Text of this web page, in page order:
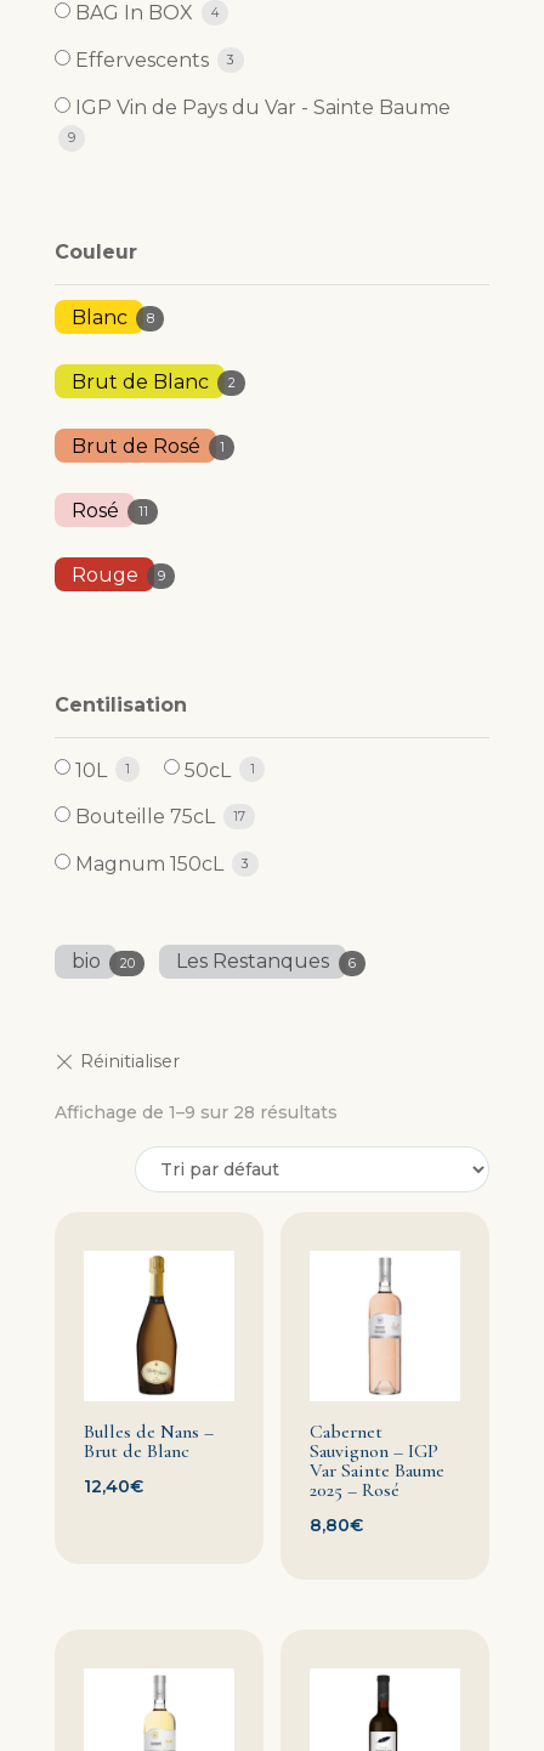
BAG In BOX 4
Effervescents 3
IGP Vin de Pays du Var - Sainte Baume
9
Couleur
Blanc 8
Brut de Blanc 2
Brut de Rosé 1
Rosé 11
Rouge 9
Centilisation
10L 1 50cL 1
Bouteille 75cL 17
Magnum 150cL 3
bio 20 Les Restanques 6
Affichage de 1–9 sur 28 résultats
Bulles de Nans –
Brut de Blanc
12,40€
Cabernet
Sauvignon – IGP
Var Sainte Baume
2025 – Rosé
8,80€